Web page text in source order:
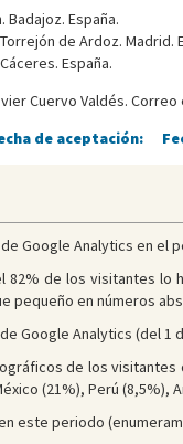
Badajoz. España.
de Ardoz. Madrid.
España.
Cuervo Valdés.
de aceptación:
Google Analytics en el
82% de los visitantes lo
pequeño en números
Google Analytics (del 1
de los
(21%), Perú (8,5%),
este periodo